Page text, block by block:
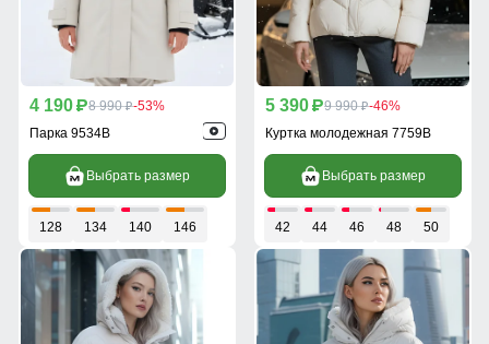
4 190 p8 990 p-53%
Парка 9534B
Выбрать размер
128 134 140 146
5 390 p9 990 p-46%
Куртка молодежная 7759B
Выбрать размер
42 44 46 48 50